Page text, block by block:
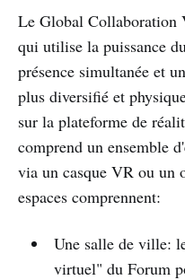
Le Global Collaboration
qui utilise la puissance
présence simultanée et
plus diversifié et
sur la plateforme de
comprend un ensemble
via un casque VR ou un
espaces comprennent:
Une salle de ville:
virtuel" du Forum